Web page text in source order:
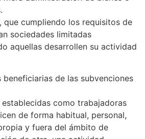
que cumpliendo los requisitos de
sociedades limitadas
aquellas desarrollen su actividad
beneficiarias de las subvenciones
como trabajadoras
de forma habitual, personal,
y fuera del ámbito de